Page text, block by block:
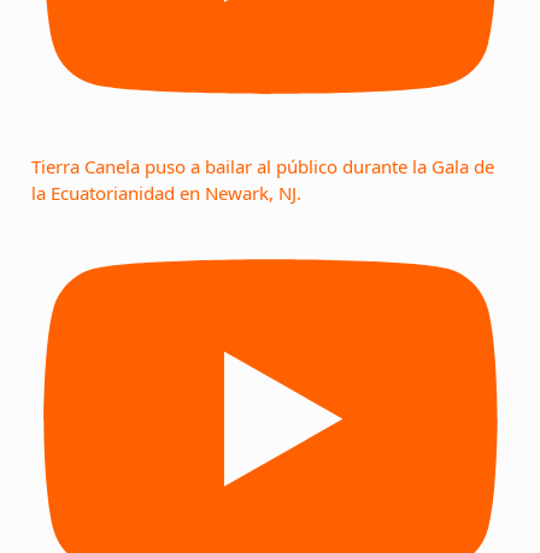
Tierra Canela puso a bailar al público durante la Gala de
la Ecuatorianidad en Newark, NJ.